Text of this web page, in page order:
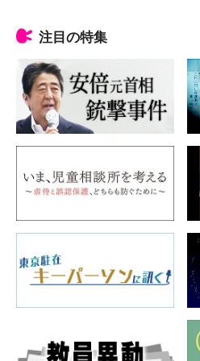
注目の特集